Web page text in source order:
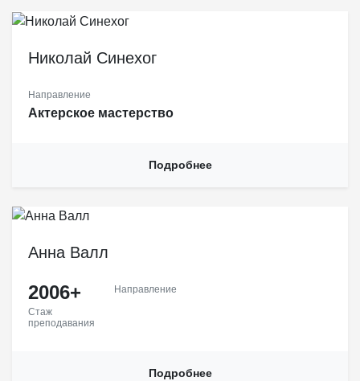
Николай Синехог
Направление
Актерское мастерство
популяризатор сказочных нарративов и современной
русскоязычной поэзии.
Подробнее
Анна Валл
2006+
Стаж
преподавания
Направление
Подробнее